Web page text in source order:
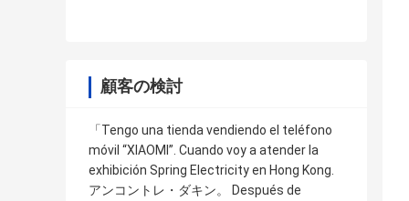
顧客の検討
「Tengo una tienda vendiendo el teléfono
móvil “XIAOMI”. Cuando voy a atender la
exhibición Spring Electricity en Hong Kong.
アンコントレ・ダキン。 Después de